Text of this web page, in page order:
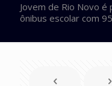
Jovem de Rio Novo
ônibus escolar com